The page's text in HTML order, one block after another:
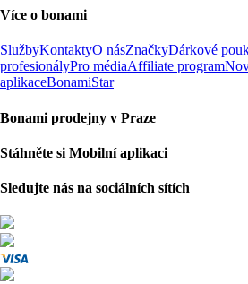
Více o bonami
SlužbyKontaktyO násZnačkyDárkové
profesionályPro médiaAffiliate program
aplikaceBonamiStar
Bonami prodejny v Praze
Stáhněte si Mobilní aplikaci
Sledujte nás na sociálních sítích